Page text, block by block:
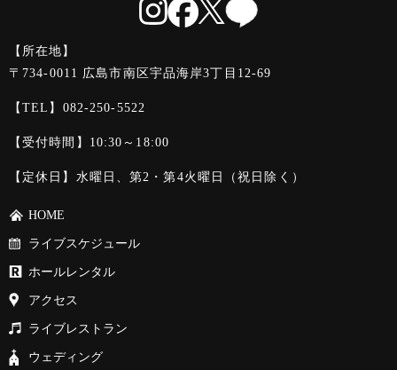
【所在地】
〒734-0011 広島市南区宇品海岸3丁目12-69
【TEL】 082-250-5522
【受付時間】10:30～18:00
【定休日】水曜日、第2・第4火曜日（祝日除く）
HOME
ライブスケジュール
ホールレンタル
アクセス
ライブレストラン
ウェディング